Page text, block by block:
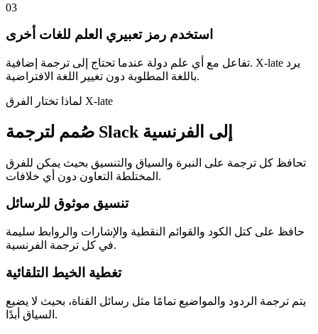
03
استخدم رمز تعبيري العلم للغات أخرى
تفاعل مع أي علم دولة عندما تحتاج إلى ترجمة إضافية. X-late يرد
باللغة المطلوبة دون تغيير اللغة الافتراضية.
لماذا تختار الفرق X-late
صُمم لترجمة Slack إلى الفرنسية
تحافظ كل ترجمة على النبرة والسياق والتنسيق بحيث يمكن للفرق
المختلطة التعاون دون أي خلافات.
تنسيق موثوق للرسائل
حافظ على كتل الكود والقوائم النقطية والإشارات والروابط سليمة
في كل ترجمة الفرنسية.
تغطية الخيط التلقائية
يتم ترجمة الردود والمواضيع تمامًا مثل رسائل القناة، بحيث لا يضيع
السياق أبدًا.